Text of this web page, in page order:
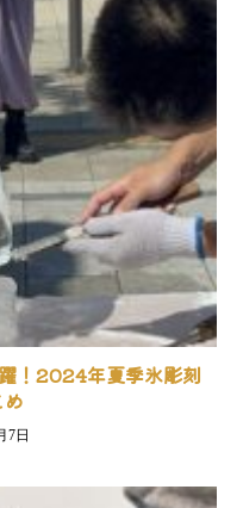
！2024年夏季氷彫刻
7日